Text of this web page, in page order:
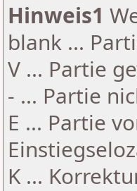
Hinweis1
blank ...
V ... Partie
- ... Partie
E ... Partie
K ...